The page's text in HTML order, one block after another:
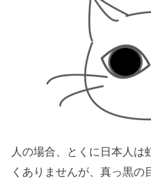
人の場合、とくに日本人は
くありませんが、真っ黒